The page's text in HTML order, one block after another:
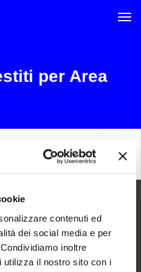
contenuti ed
dei social media e per
inoltre
utilizza il nostro sito con i
per Area
Gestiti per Area
Condividi su: